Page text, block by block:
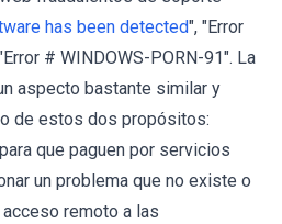
has been detected", "Error
# WINDOWS-PORN-91". La
aspecto bastante similar y
de estos dos propósitos:
que paguen por servicios
un problema que no existe o
remoto a las